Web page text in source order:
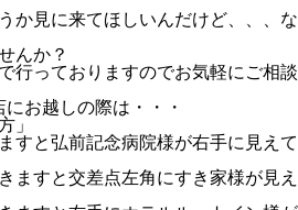
か見に来てほしいんだけど、、、な
んか？
行っておりますのでお気軽にご相談
お越しの際は・・・
」
すと弘前記念病院様が右手に見えて
ますと交差点左角にすき家様が見え